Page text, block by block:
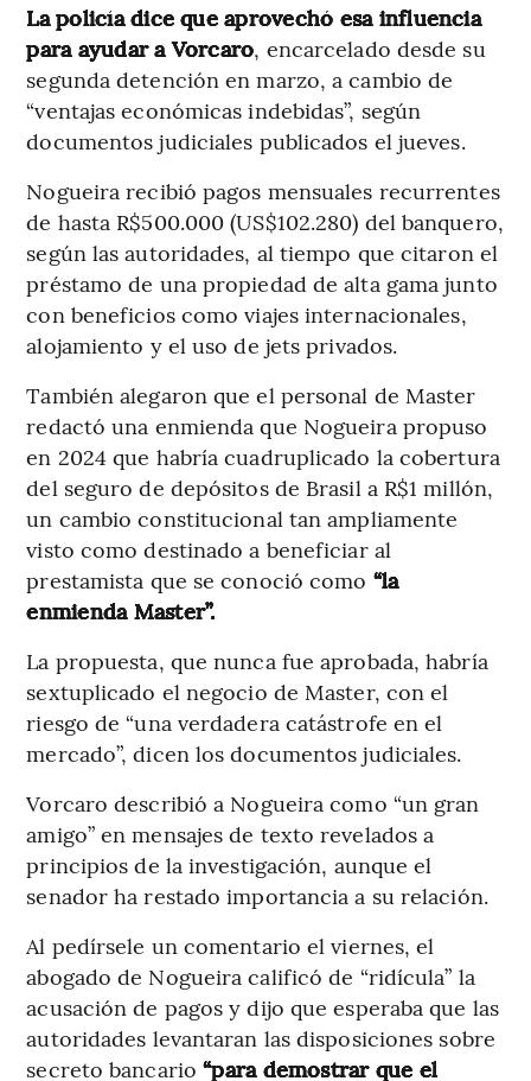
La policía dice que aprovechó esa influencia
para ayudar a Vorcaro, encarcelado desde su
segunda detención en marzo, a cambio de
“ventajas económicas indebidas”, según
documentos judiciales publicados el jueves.
Nogueira recibió pagos mensuales recurrentes
de hasta R$500.000 (US$102.280) del banquero,
según las autoridades, al tiempo que citaron el
préstamo de una propiedad de alta gama junto
con beneficios como viajes internacionales,
alojamiento y el uso de jets privados.
También alegaron que el personal de Master
redactó una enmienda que Nogueira propuso
en 2024 que habría cuadruplicado la cobertura
del seguro de depósitos de Brasil a R$1 millón,
un cambio constitucional tan ampliamente
visto como destinado a beneficiar al
prestamista que se conoció como “la
enmienda Master”.
La propuesta, que nunca fue aprobada, habría
sextuplicado el negocio de Master, con el
riesgo de “una verdadera catástrofe en el
mercado”, dicen los documentos judiciales.
Vorcaro describió a Nogueira como “un gran
amigo” en mensajes de texto revelados a
principios de la investigación, aunque el
senador ha restado importancia a su relación.
Al pedírsele un comentario el viernes, el
abogado de Nogueira calificó de “ridícula” la
acusación de pagos y dijo que esperaba que las
autoridades levantaran las disposiciones sobre
secreto bancario“para demostrar que el